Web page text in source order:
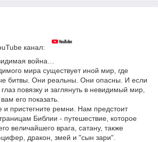
канал:
война…
мира существует иной мир, где
битвы. Они реальны. Они опасны. И если
повязку и заглянуть в невидимый мир,
его показать.
и пристегните ремни. Нам предстоит
Библии - путешествие, которое
величайшего врага, сатану, также
дракон, змей и "сын зари".